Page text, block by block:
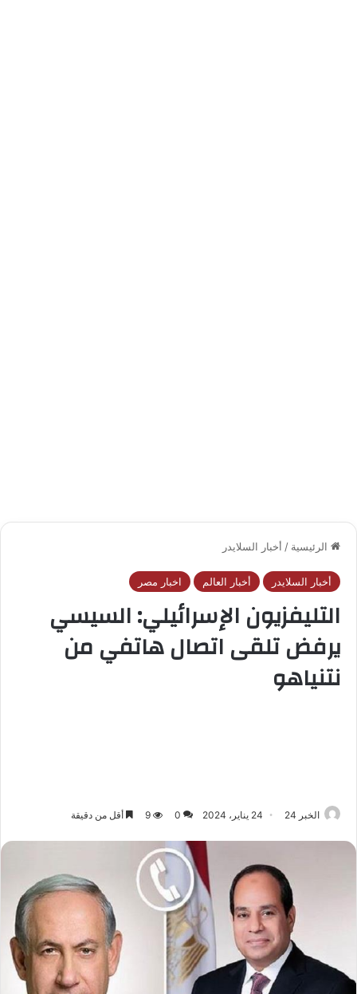
الرئيسية / أخبار السلايدر
أخبار السلايدر أخبار العالم اخبار مصر
التليفزيون الإسرائيلي: السيسي
يرفض تلقى اتصال هاتفي من
نتنياهو
الخبر 24 24 يناير، 2024 0
9 أقل من دقيقة